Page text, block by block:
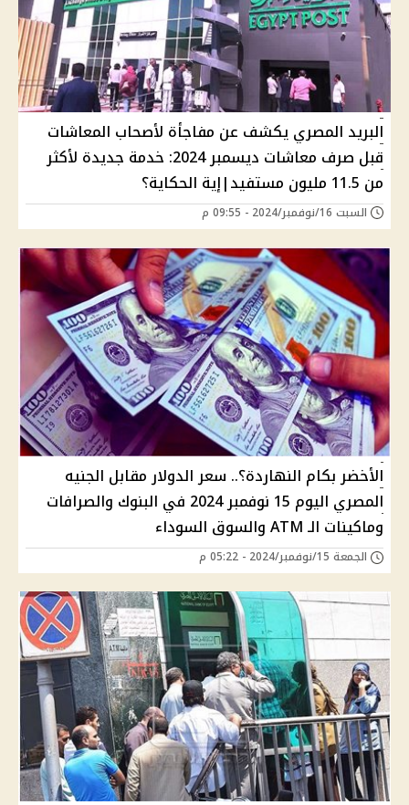
البريد المصري يكشف عن مفاجأة لأصحاب المعاشات
قبل صرف معاشات ديسمبر 2024: خدمة جديدة لأكثر
من 11.5 مليون مستفيد|إية الحكاية؟
السبت 16/نوفمبر/2024 - 09:55 م
الأخضر بكام النهاردة؟.. سعر الدولار مقابل الجنيه
المصري اليوم 15 نوفمبر 2024 في البنوك والصرافات
وماكينات الـ ATM والسوق السوداء
الجمعة 15/نوفمبر/2024 - 05:22 م